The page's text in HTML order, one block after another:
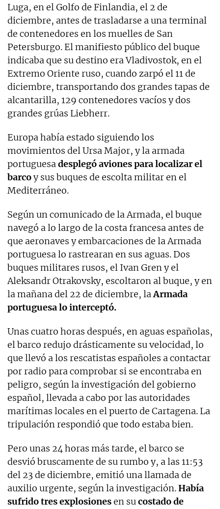
Luga, en el Golfo de Finlandia, el 2 de
diciembre, antes de trasladarse a una terminal
de contenedores en los muelles de San
Petersburgo. El manifiesto público del buque
indicaba que su destino era Vladivostok, en el
Extremo Oriente ruso, cuando zarpó el 11 de
diciembre, transportando dos grandes tapas de
alcantarilla, 129 contenedores vacíos y dos
grandes grúas Liebherr.
Europa había estado siguiendo los
movimientos del Ursa Major, y la armada
portuguesa desplegó aviones para localizar el
barcoy sus buques de escolta militar en el
Mediterráneo.
Según un comunicado de la Armada, el buque
navegó a lo largo de la costa francesa antes de
que aeronaves y embarcaciones de la Armada
portuguesa lo rastrearan en sus aguas. Dos
buques militares rusos, el Ivan Gren y el
Aleksandr Otrakovsky, escoltaron al buque, y en
la mañana del 22 de diciembre, la Armada
portuguesa lo interceptó.
Unas cuatro horas después, en aguas españolas,
el barco redujo drásticamente su velocidad, lo
que llevó a los rescatistas españoles a contactar
por radio para comprobar si se encontraba en
peligro, según la investigación del gobierno
español, llevada a cabo por las autoridades
marítimas locales en el puerto de Cartagena. La
tripulación respondió que todo estaba bien.
Pero unas 24 horas más tarde, el barco se
desvió bruscamente de su rumbo y, a las 11:53
del 23 de diciembre, emitió una llamada de
auxilio urgente, según la investigación.Había
sufrido tres explosionesen su costado de